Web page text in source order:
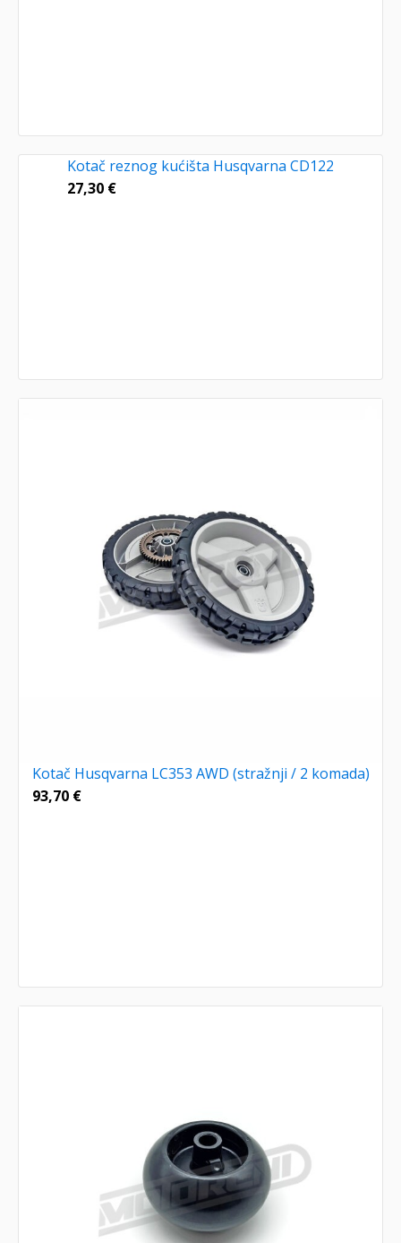
Kotač reznog kućišta Husqvarna CD122
27,30 €
Kotač Husqvarna LC353 AWD (stražnji / 2 komada)
93,70 €